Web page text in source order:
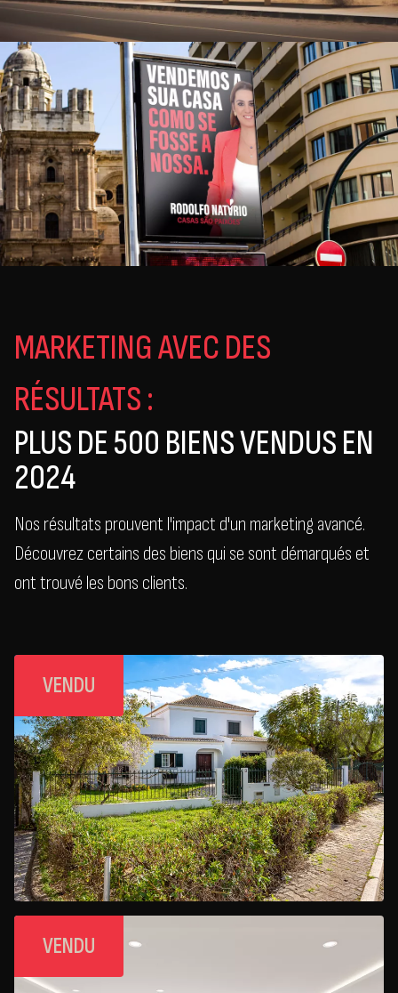
MARKETING AVEC DES
RÉSULTATS :
PLUS DE 500 BIENS VENDUS EN
2024
Nos résultats prouvent l'impact d'un marketing avancé.
Découvrez certains des biens qui se sont démarqués et
ont trouvé les bons clients.
VENDU
VENDU